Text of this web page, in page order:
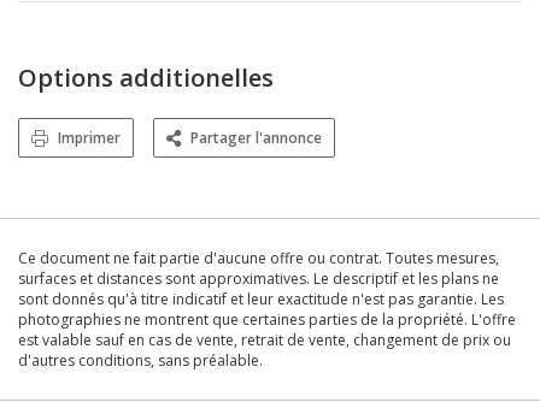
Options additionelles
Imprimer Partager l'annonce
Ce document ne fait partie d'aucune offre ou contrat. Toutes mesures,
surfaces et distances sont approximatives. Le descriptif et les plans ne
sont donnés qu'à titre indicatif et leur exactitude n'est pas garantie. Les
photographies ne montrent que certaines parties de la propriété. L'offre
est valable sauf en cas de vente, retrait de vente, changement de prix ou
d'autres conditions, sans préalable.